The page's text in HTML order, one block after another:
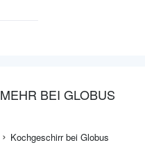
MEHR BEI GLOBUS
Kochgeschirr bei Globus